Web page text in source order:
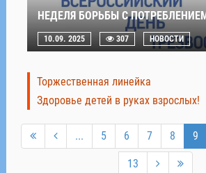
НЕДЕЛЯ БОРЬБЫ С
10.09. 2025 307 НОВОСТИ
Торжественная линейка
Здоровье детей в руках взрослых!
... 5 6 7 8 9
13